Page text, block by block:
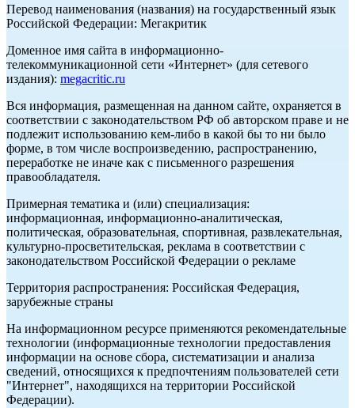
Перевод наименования (названия) на государственный язык
Российской Федерации: Мегакритик
Доменное имя сайта в информационно-
телекоммуникационной сети «Интернет» (для сетевого
издания): megacritic.ru
Вся информация, размещенная на данном сайте, охраняется в
соответствии с законодательством РФ об авторском праве и не
подлежит использованию кем-либо в какой бы то ни было
форме, в том числе воспроизведению, распространению,
переработке не иначе как с письменного разрешения
правообладателя.
Примерная тематика и (или) специализация:
информационная, информационно-аналитическая,
политическая, образовательная, спортивная, развлекательная,
культурно-просветительская, реклама в соответствии с
законодательством Российской Федерации о рекламе
Территория распространения: Российская Федерация,
зарубежные страны
На информационном ресурсе применяются рекомендательные
технологии (информационные технологии предоставления
информации на основе сбора, систематизации и анализа
сведений, относящихся к предпочтениям пользователей сети
"Интернет", находящихся на территории Российской
Федерации).